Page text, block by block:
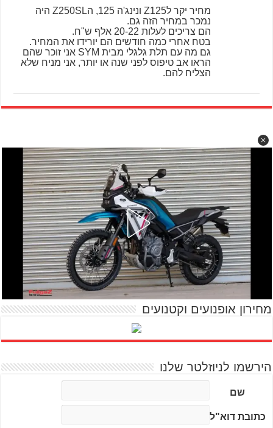
מחיר יקר לZ125 ונינג'ה 125, הZ250SL היה
נמכר במחיר הזה גם.
הם צריכים לעלות 20-22 אלף ש"ח.
בטח אחרי כמה חודשים הם יורידו את המחיר.
גם מה עם תלת גלגלי מבית SYM אני זוכר שהם
הראו אב טיפוס לפני שנה או יותר, אני מניח שלא
הצליח להם.
מחירון אופנועים וקטנועים
הירשמו לניוזלטר שלנו
שם
כתובת דוא"ל